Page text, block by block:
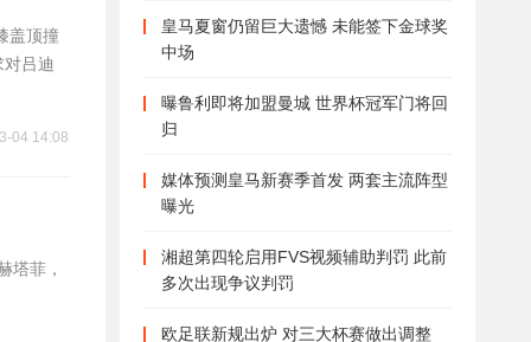
盖顶撞
吕迪
04 14:08
塔菲，
皇马夏窗仍留巨大遗憾 未能签下金球奖
中场
曝鲁利即将加盟曼城 世界杯冠军门将回
归
媒体预测皇马新赛季首发 两套主流阵型
曝光
湘超第四轮启用FVS视频辅助判罚 此前
多次出现争议判罚
欧足联新规出炉 对三大杯赛做出调整